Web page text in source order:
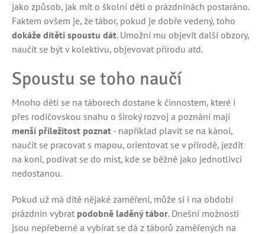
jako způsob, jak mít o školní děti o prázdninách postaráno.
Faktem ovšem je, že tábor, pokud je dobře vedený, toho
dokáže dítěti spoustu dát. Umožní mu objevit další obzory,
naučit se být v kolektivu, objevovat přírodu atd.
Spoustu se toho naučí
Mnoho dětí se na táborech dostane k činnostem, které i
přes rodičovskou snahu o široký rozvoj a poznání mají
menší příležitost poznat - například plavit se na kánoi,
naučit se pracovat s mapou, orientovat se v přírodě, jezdit
na koni, podívat se do míst, kde se běžně jako jednotlivci
nedostanou.
Pokud už má dítě nějaké zaměření, může si i na období
prázdnin vybrat podobně laděný tábor. Dnešní možnosti
jsou nepřeberné a vybírat se dá z táborů zaměřených na